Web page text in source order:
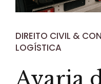
DIREITO CIVIL &
LOGÍSTICA
Avaria